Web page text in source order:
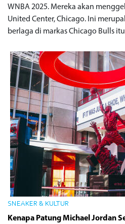
WNBA 2025. Mereka akan
United Center, Chicago. Ini
berlaga di markas Chicago Bulls
SNEAKER & KULTUR
Kenapa Patung Michael Jordan